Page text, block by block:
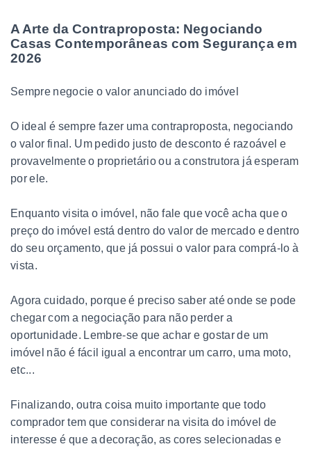
A Arte da Contraproposta: Negociando
Casas Contemporâneas com Segurança em
2026
Sempre negocie o valor anunciado do imóvel
O ideal é sempre fazer uma contraproposta, negociando
o valor final. Um pedido justo de desconto é razoável e
provavelmente o proprietário ou a construtora já esperam
por ele.
Enquanto visita o imóvel, não fale que você acha que o
preço do imóvel está dentro do valor de mercado e dentro
do seu orçamento, que já possui o valor para comprá-lo à
vista.
Agora cuidado, porque é preciso saber até onde se pode
chegar com a negociação para não perder a
oportunidade. Lembre-se que achar e gostar de um
imóvel não é fácil igual a encontrar um carro, uma moto,
etc...
Finalizando, outra coisa muito importante que todo
comprador tem que considerar na visita do imóvel de
interesse é que a decoração, as cores selecionadas e